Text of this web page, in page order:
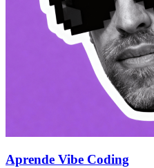
Aprende Vibe Coding